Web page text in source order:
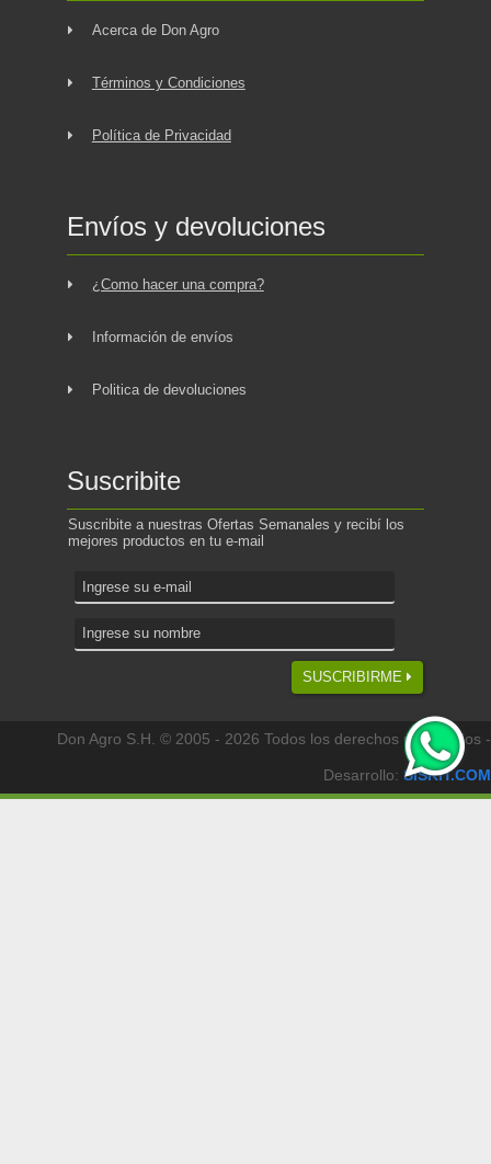
Acerca de Don Agro
Términos y Condiciones
Política de Privacidad
Envíos y devoluciones
¿Como hacer una compra?
Información de envíos
Politica de devoluciones
Suscribite
Suscribite a nuestras Ofertas Semanales y recibí los
mejores productos en tu e-mail
SUSCRIBIRME
Don Agro S.H. © 2005 - 2026 Todos los derechos reservados -
Desarrollo: SISKIT.COM